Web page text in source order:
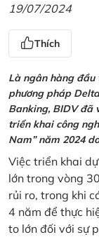
19/07/2024
Thích
Là ngân hàng
phương pháp
Banking, BIDV đã
triển khai công
Nam” năm 2024
Việc triển khai
lớn trong vòng
rủi ro, trong khi
4 năm để thực
to lớn đối với sự